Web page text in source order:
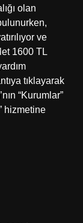
olan
ve
1600 TL
tıklayarak
“Kurumlar”
hizmetine